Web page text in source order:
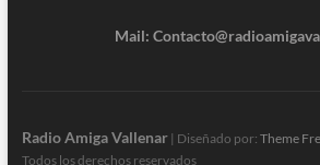
Mail:
Radio Amiga Vallenar| Diseñado por: Theme
Todos los derechos reservados